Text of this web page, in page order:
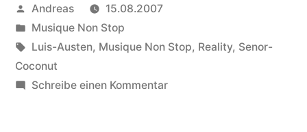
Veröffentlicht
von
Andreas
15.08.2007
Veröffentlicht
in
Musique Non Stop
Schlagwörter:
Luis-Austen, Musique Non Stop, Reality, Senor-
Coconut
Schreibe einen Kommentarzu